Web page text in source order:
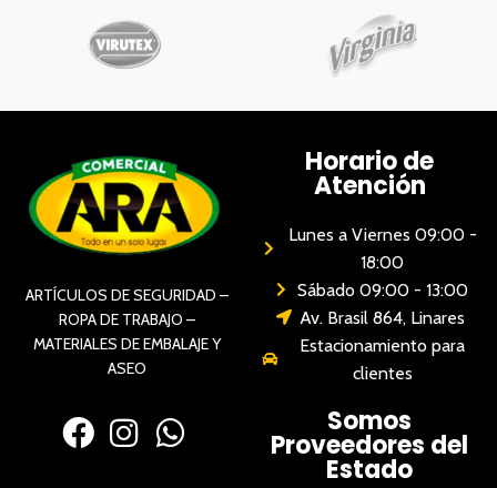
ARTÍCULOS DE SEGURIDAD –
ROPA DE TRABAJO –
MATERIALES DE EMBALAJE Y
ASEO
Horario de
Atención
Lunes a Viernes 09:00 -
18:00
Sábado 09:00 - 13:00
Av. Brasil 864, Linares
Estacionamiento para
clientes
Somos
Proveedores del
Estado